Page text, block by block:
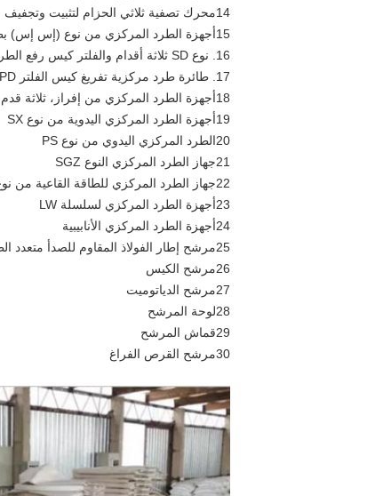
14محرك تصفية ثلاثي الحزام لتثبيت وتجفيف
15أجهزة الطرد المركزي من نوع (إس إس) بطول ثلاثة أقدام
16. نوع SD ثلاثة أقدام والفلتر كيس رفع الطرد المركزي
17. طائرة طرد مركزية تفريغ كيس الفلتر PD
18أجهزة الطرد المركزي من إفراز، ثلاثة قدم، سلسلة نظيفة SSB، SB
19أجهزة الطرد المركزي اليدوية من نوع SX
20الطرد المركزي اليدوي من نوع PS
21جهاز الطرد المركزي النوع SGZ
22جهاز الطرد المركزي للطاقة القاعية من نوع PGZ
23أجهزة الطرد المركزي لسلسلة LW
24أجهزة الطرد المركزي الأنابيبية
25مرشح إطار الفولاذ المقاوم للصدأ متعدد الطبقات
26مرشح الكيس
27مرشح الدياتوميت
28لوحة المرشح
29قماش المرشح
30مرشح القرص الفراغ